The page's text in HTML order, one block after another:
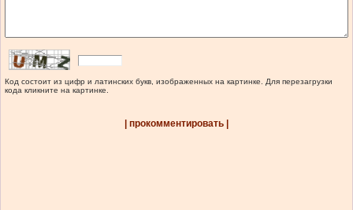
Код состоит из цифр и латинских букв, изображенных на картинке. Для перезагрузки
кода кликните на картинке.
| прокомментировать |